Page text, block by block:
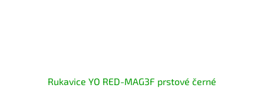
Rukavice YO RED-MAG3F prstové černé